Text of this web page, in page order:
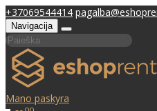
+37069544414
Navigacija
Mano paskyra